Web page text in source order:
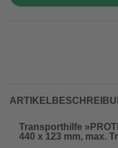
Transporthilfe
440 x 123 mm, max.